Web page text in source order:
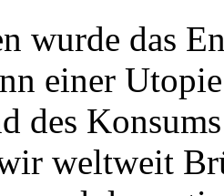
wurde das
einer
des
weltweit